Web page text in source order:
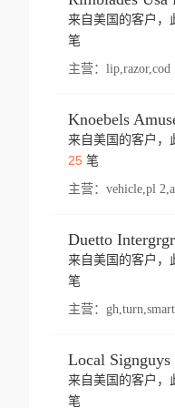
来自美国的客户，
笔
主营： lip,razor,cod
来自美国的客户，
25笔
主营：
来自美国的客户，
笔
主营：
Local Signguys
来自美国的客户，
笔